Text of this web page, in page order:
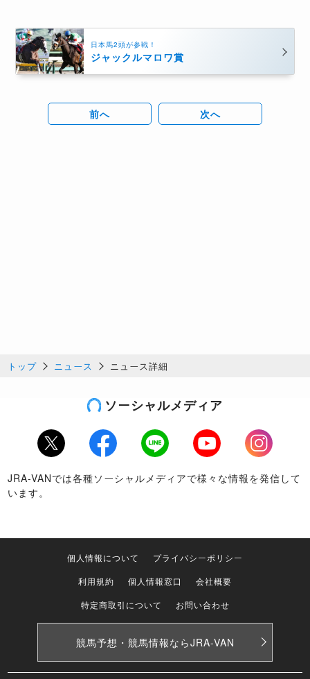
日本馬2頭が参戦！
ジャックルマロワ賞
前へ 次へ
トップ ニュース ニュース詳細
ソーシャルメディア
Twitter Facebook LINE Youtube
Instagram
JRA-VANでは各種ソーシャルメディアで様々な情報を発信して
います。
個人情報について
プライバシーポリシー
利用規約
個人情報窓口
会社概要
特定商取引について
お問い合わせ
競馬予想・競馬情報ならJRA-VAN